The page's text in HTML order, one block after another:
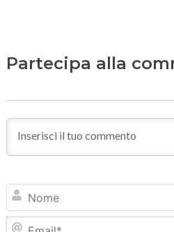
Partecipa alla